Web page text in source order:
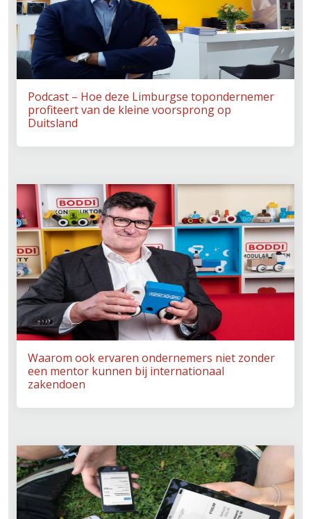
Podcast – Hoe deze Limburgse topondernemer
profiteert van de kleine voorsprong op
Duitsland
Waarom ook ervaren ondernemers niet zonder
een mentor kunnen bij internationaal
zakendoen